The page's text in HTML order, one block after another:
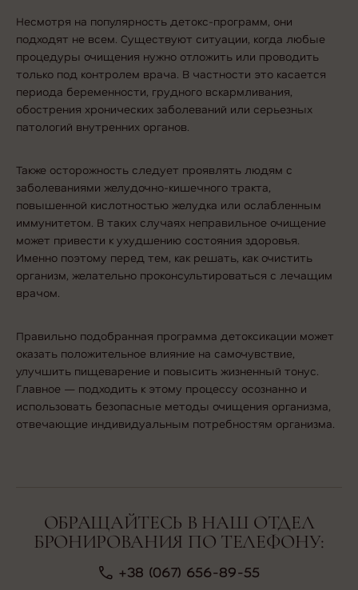
Несмотря на популярность детокс-программ, они
подходят не всем. Существуют ситуации, когда любые
процедуры очищения нужно отложить или проводить
только под контролем врача. В частности это касается
периода беременности, грудного вскармливания,
обострения хронических заболеваний или серьезных
патологий внутренних органов.
Также осторожность следует проявлять людям с
заболеваниями желудочно-кишечного тракта,
повышенной кислотностью желудка или ослабленным
иммунитетом. В таких случаях неправильное очищение
может привести к ухудшению состояния здоровья.
Именно поэтому перед тем, как решать, как очистить
организм, желательно проконсультироваться с лечащим
врачом.
Правильно подобранная программа детоксикации может
оказать положительное влияние на самочувствие,
улучшить пищеварение и повысить жизненный тонус.
Главное — подходить к этому процессу осознанно и
использовать безопасные методы очищения организма,
отвечающие индивидуальным потребностям организма.
ОБРАЩАЙТЕСЬ В НАШ ОТДЕЛ
БРОНИРОВАНИЯ ПО ТЕЛЕФОНУ:
+38 (067) 656-89-55